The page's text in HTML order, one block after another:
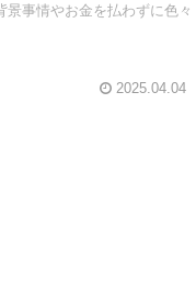
事情やお金を払わずに色々
2025.04.04